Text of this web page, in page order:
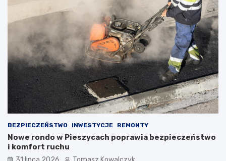
BEZPIECZEŃSTWO INWESTYCJE REMONTY
Nowe rondo w Pieszycach poprawia bezpieczeństwo
i komfort ruchu